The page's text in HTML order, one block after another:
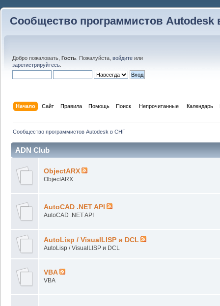
Сообщество программистов Autodesk
Добро пожаловать, Гость . Пожалуйста, войдите или
зарегистрируйтесь
Начало Сайт Правила Помощь Поиск Непрочитанные Календарь
Сообщество программистов Autodesk в СНГ
ADN Club
ObjectARX
ObjectARX
AutoCAD .NET API
AutoCAD .NET API
AutoLisp / VisualLISP и DCL
AutoLisp / VisualLISP и DCL
VBA
VBA